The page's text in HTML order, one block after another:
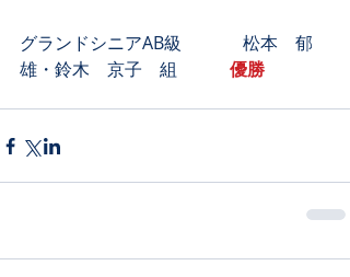
グランドシニアAB級　　　  松本　郁
雄・鈴木　京子　組 優勝